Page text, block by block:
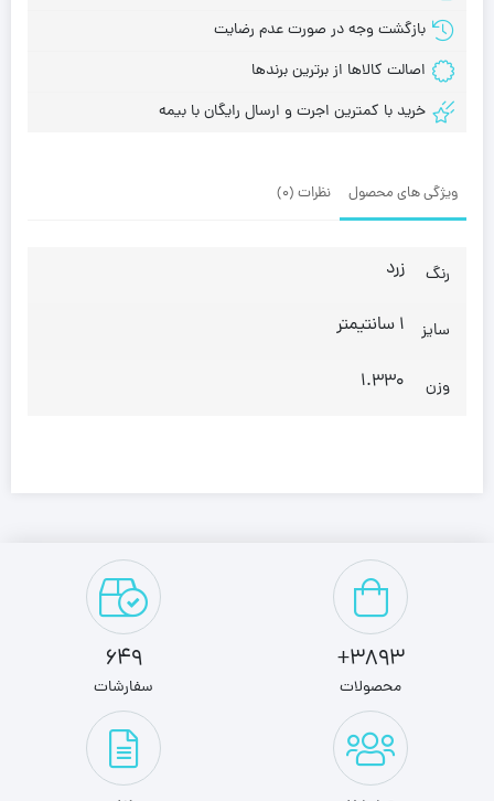
بازگشت وجه در صورت عدم رضایت
اصالت کالاها از برترین برندها
خرید با کمترین اجرت و ارسال رایگان با بیمه
ویژگی های محصول نظرات (0)
رنگ زرد
سایز 1 سانتیمتر
وزن 1.330
3893+
محصولات
649
سفارشات